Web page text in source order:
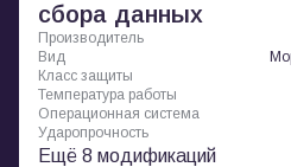
сбора данных
Производитель
Вид
Класс защиты
Температура работы
Операционная система
Ударопрочность
Ещё 8 модификаций